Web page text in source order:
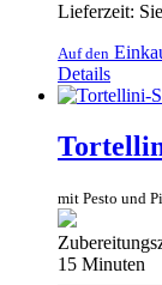
Lieferzeit:
Auf den
Details
mit Pesto und
15 Minuten